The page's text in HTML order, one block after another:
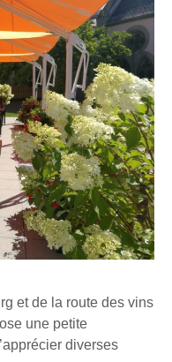
et de la route des vins
une petite
diverses